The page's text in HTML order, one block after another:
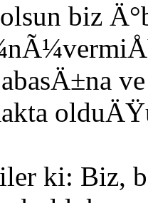
biz
ki: Biz,